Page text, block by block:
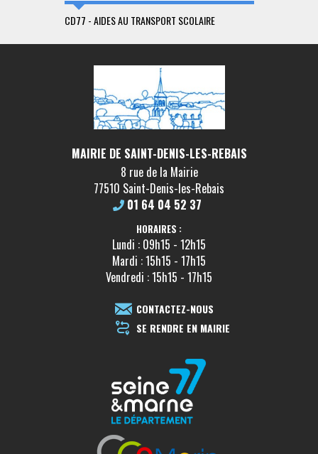
CD77 - AIDES AU TRANSPORT SCOLAIRE
MAIRIE DE SAINT-DENIS-LES-REBAIS
8 rue de la Mairie
77510 Saint-Denis-les-Rebais
01 64 04 52 37
HORAIRES :
Lundi : 09h15 - 12h15
Mardi : 15h15 - 17h15
Vendredi : 15h15 - 17h15
CONTACTEZ-NOUS
SE RENDRE EN MAIRIE